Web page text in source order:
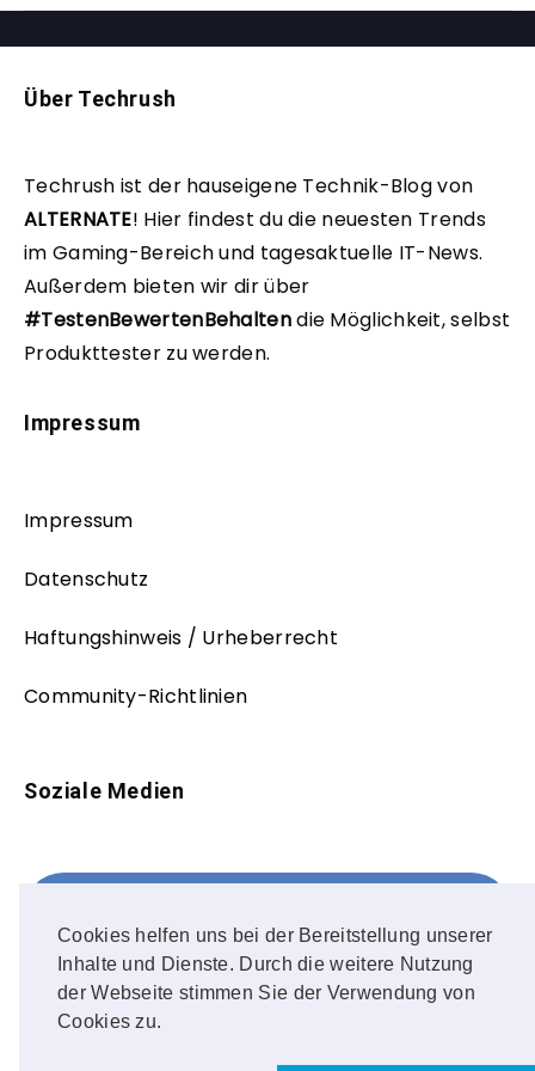
Cookies helfen uns bei der Bereitstellung unserer
Inhalte und Dienste. Durch die weitere Nutzung
der Webseite stimmen Sie der Verwendung von
Cookies zu.
Über Techrush
Techrush ist der hauseigene Technik-Blog von
ALTERNATE! Hier findest du die neuesten Trends
im Gaming-Bereich und tagesaktuelle IT-News.
Außerdem bieten wir dir über
#TestenBewertenBehaltendie Möglichkeit, selbst
Produkttester zu werden.
Impressum
Impressum
Datenschutz
Haftungshinweis / Urheberrecht
Community-Richtlinien
Soziale Medien
FOLLOW ME!
Instagram
OUR PHOTOS!